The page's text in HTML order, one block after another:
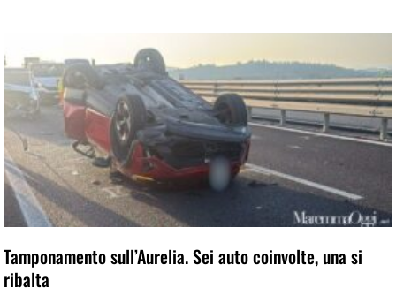
Tamponamento sull’Aurelia. Sei auto coinvolte, una si
ribalta